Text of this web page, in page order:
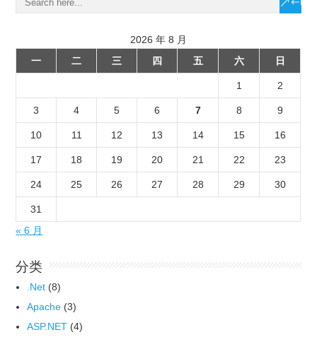
2026 年 8 月
一
二 三 四 五 六 日
1 2
3 4 5 6 7 8 9
10 11 12 13 14 15 16
17 18 19 20 21 22 23
24 25 26 27 28 29 30
31
« 6 月
分类
.Net (8)
Apache (3)
ASP.NET (4)